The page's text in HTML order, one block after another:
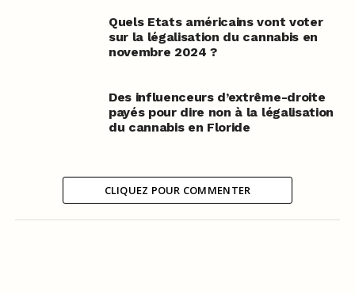
Quels Etats américains vont voter
sur la légalisation du cannabis en
novembre 2024 ?
Des influenceurs d’extrême-droite
payés pour dire non à la légalisation
du cannabis en Floride
CLIQUEZ POUR COMMENTER